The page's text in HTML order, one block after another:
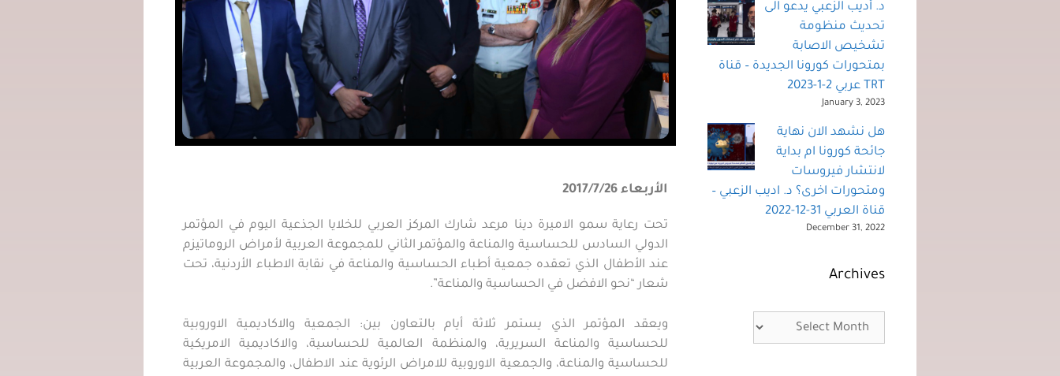
الأربعاء 2017/7/26
تحت رعاية سمو الاميرة دينا مرعد شارك المركز العربي للخلايا الجذعية اليوم في المؤتمر
الدولي السادس للحساسية والمناعة والمؤتمر الثاني للمجموعة العربية لأمراض الروماتيزم
عند الأطفال الذي تعقده جمعية أطباء الحساسية والمناعة في نقابة الاطباء الأردنية، تحت
شعار “نحو الافضل في الحساسية والمناعة”.
ويعقد المؤتمر الذي يستمر ثلاثة أيام بالتعاون بين: الجمعية والاكاديمية الاوروبية
للحساسية والمناعة السريرية، والمنظمة العالمية للحساسية، والاكاديمية الامريكية
للحساسية والمناعة، والجمعية الاوروبية للامراض الرئوية عند الاطفال، والمجموعة العربية
د. أديب الزعبي يدعو الى
تحديث منظومة
تشخيص الاصابة
بمتحورات كورونا الجديدة – قناة
TRT عربي 2-1-2023
January 3, 2023
هل نشهد الان نهاية
جائحة كورونا ام بداية
لانتشار فيروسات
ومتحورات اخرى؟ د. اديب الزعبي –
قناة العربي 31-12-2022
December 31, 2022
Archives